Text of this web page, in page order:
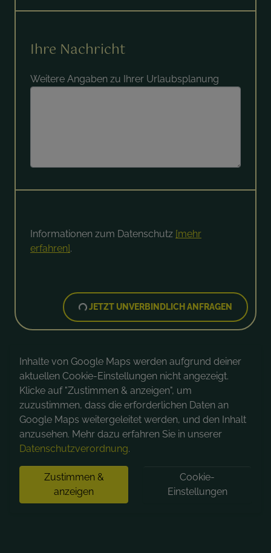
Ihre Nachricht
Weitere Angaben zu Ihrer Urlaubsplanung
Informationen zum Datenschutz [mehr
erfahren].
JETZT UNVERBINDLICH ANFRAGEN
Inhalte von Google Maps werden aufgrund deiner
aktuellen Cookie-Einstellungen nicht angezeigt.
Klicke auf "Zustimmen & anzeigen", um
zuzustimmen, dass die erforderlichen Daten an
Google Maps weitergeleitet werden, und den Inhalt
anzusehen. Mehr dazu erfahren Sie in unserer
Datenschutzverordnung.
Zustimmen &
anzeigen
Cookie-
Einstellungen